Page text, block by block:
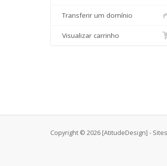
Transferir um domínio
Visualizar carrinho
Copyright © 2026 [AtitudeDesign] -